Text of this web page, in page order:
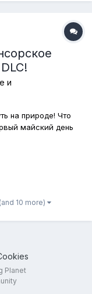
и
на природе! Что
майский день
в водах этой реки
усач и горчак.
(and 10 more)
Planet